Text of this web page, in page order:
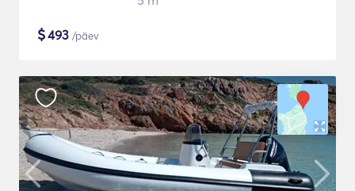
$493 /päev